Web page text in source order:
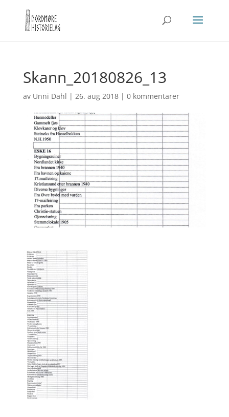
Skann_20180826_13
av Unni Dahl | 26. aug 2018| 0 kommentarer